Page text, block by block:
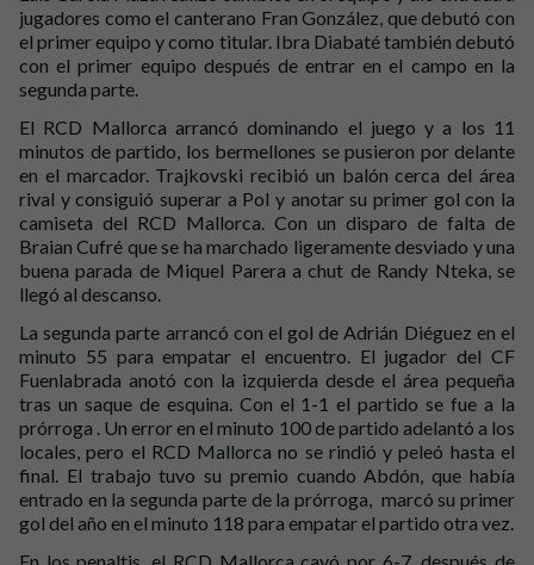
jugadores como el canterano Fran González, que debutó con
el primer equipo y como titular. Ibra Diabaté también debutó
con el primer equipo después de entrar en el campo en la
segunda parte.
El RCD Mallorca arrancó dominando el juego y a los 11
minutos de partido, los bermellones se pusieron por delante
en el marcador. Trajkovski recibió un balón cerca del área
rival y consiguió superar a Pol y anotar su primer gol con la
camiseta del RCD Mallorca. Con un disparo de falta de
Braian Cufré que se ha marchado ligeramente desviado y una
buena parada de Miquel Parera a chut de Randy Nteka, se
llegó al descanso.
La segunda parte arrancó con el gol de Adrián Diéguez en el
minuto 55 para empatar el encuentro. El jugador del CF
Fuenlabrada anotó con la izquierda desde el área pequeña
tras un saque de esquina. Con el 1-1 el partido se fue a la
prórroga . Un error en el minuto 100 de partido adelantó a los
locales, pero el RCD Mallorca no se rindió y peleó hasta el
final. El trabajo tuvo su premio cuando Abdón, que había
entrado en la segunda parte de la prórroga, marcó su primer
gol del año en el minuto 118 para empatar el partido otra vez.